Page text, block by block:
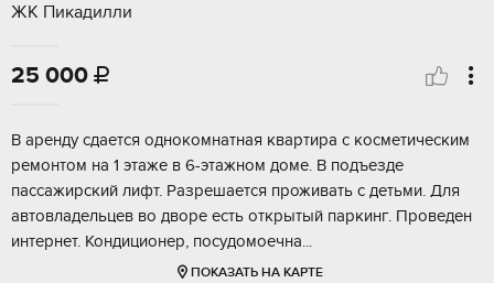
ЖК Пикадилли
25 000 
В аренду сдается однокомнатная квартира с косметическим
ремонтом на 1 этаже в 6-этажном доме. В подъезде
пассажирский лифт. Разрешается проживать с детьми. Для
автовладельцев во дворе есть открытый паркинг. Проведен
интернет. Кондиционер, посудомоечна...
ПОКАЗАТЬ НА КАРТЕ